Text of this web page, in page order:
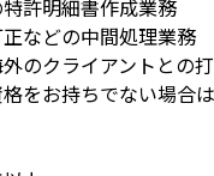
特許明細書作成業務
正などの中間処理業務
外のクライアントとの
をお持ちでない場合